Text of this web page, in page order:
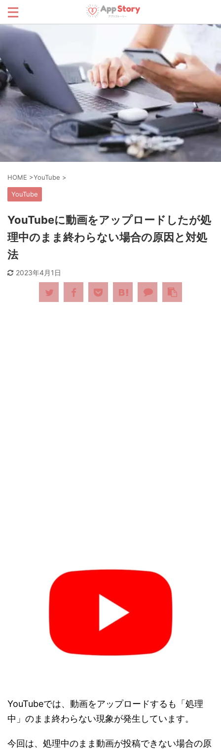
HOME >YouTube >
YouTube
YouTubeに動画をアップロードしたが処
理中のまま終わらない場合の原因と対処
法
2023年4月1日
YouTubeでは、動画をアップロードするも「処理
中」のまま終わらない現象が発生しています。
今回は、処理中のまま動画が投稿できない場合の原